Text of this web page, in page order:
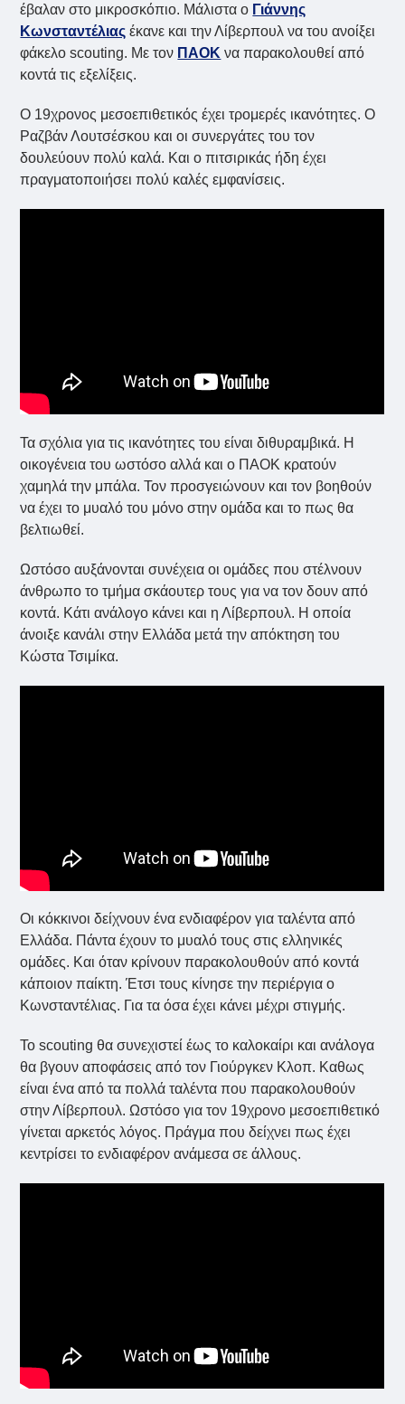
έβαλαν στο μικροσκόπιο. Μάλιστα ο Γιάννης
Κωνσταντέλιας έκανε και την Λίβερπουλ να του ανοίξει
φάκελο scouting. Με τον ΠΑΟΚ να παρακολουθεί από
κοντά τις εξελίξεις.
Ο 19χρονος μεσοεπιθετικός έχει τρομερές ικανότητες. Ο
Ραζβάν Λουτσέσκου και οι συνεργάτες του τον
δουλεύουν πολύ καλά. Και ο πιτσιρικάς ήδη έχει
πραγματοποιήσει πολύ καλές εμφανίσεις.
Τα σχόλια για τις ικανότητες του είναι διθυραμβικά. Η
οικογένεια του ωστόσο αλλά και ο ΠΑΟΚ κρατούν
χαμηλά την μπάλα. Τον προσγειώνουν και τον βοηθούν
να έχει το μυαλό του μόνο στην ομάδα και το πως θα
βελτιωθεί.
Ωστόσο αυξάνονται συνέχεια οι ομάδες που στέλνουν
άνθρωπο το τμήμα σκάουτερ τους για να τον δουν από
κοντά. Κάτι ανάλογο κάνει και η Λίβερπουλ. Η οποία
άνοιξε κανάλι στην Ελλάδα μετά την απόκτηση του
Κώστα Τσιμίκα.
Οι κόκκινοι δείχνουν ένα ενδιαφέρον για ταλέντα από
Ελλάδα. Πάντα έχουν το μυαλό τους στις ελληνικές
ομάδες. Και όταν κρίνουν παρακολουθούν από κοντά
κάποιον παίκτη. Έτσι τους κίνησε την περιέργια ο
Κωνσταντέλιας. Για τα όσα έχει κάνει μέχρι στιγμής.
Το scouting θα συνεχιστεί έως το καλοκαίρι και ανάλογα
θα βγουν αποφάσεις από τον Γιούργκεν Κλοπ. Καθως
είναι ένα από τα πολλά ταλέντα που παρακολουθούν
στην Λίβερπουλ. Ωστόσο για τον 19χρονο μεσοεπιθετικό
γίνεται αρκετός λόγος. Πράγμα που δείχνει πως έχει
κεντρίσει το ενδιαφέρον ανάμεσα σε άλλους.